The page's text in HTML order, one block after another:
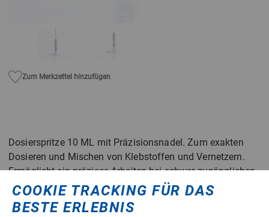
Zum Merkzettel hinzufügen
Dosierspritze 10 ML mit Präzisionsnadel. Zum exakten
Dosieren und Mischen von Klebstoffen und Vernetzern.
Ermöglicht ein präzises Arbeiten bei schwer zugänglichen
Klebestellen. Auch zur Blasenbeseitigung geeignet.
COOKIE TRACKING FÜR DAS
BESTE ERLEBNIS